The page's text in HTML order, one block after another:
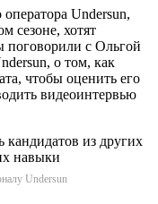
Undersun,
сезоне, хотят
поговорили с Ольгой
о том, как
чтобы оценить его
видеоинтервью
Undersun